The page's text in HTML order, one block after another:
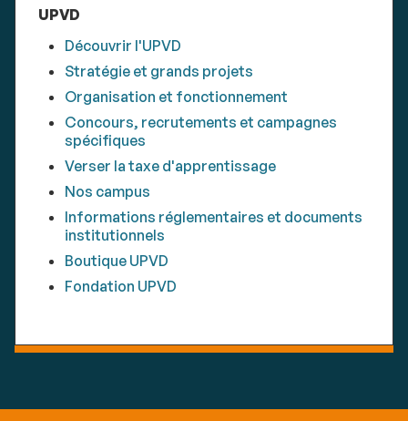
UPVD
Découvrir l'UPVD
Stratégie et grands projets
Organisation et fonctionnement
Concours, recrutements et campagnes
spécifiques
Verser la taxe d'apprentissage
Nos campus
Informations réglementaires et documents
institutionnels
Boutique UPVD
Fondation UPVD